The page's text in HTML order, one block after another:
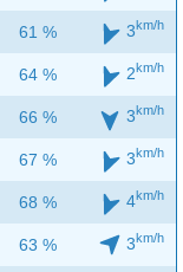
61 % 3km/h
64 % 2km/h
66 % 3km/h
67 % 3km/h
68 % 4km/h
63 % 3km/h